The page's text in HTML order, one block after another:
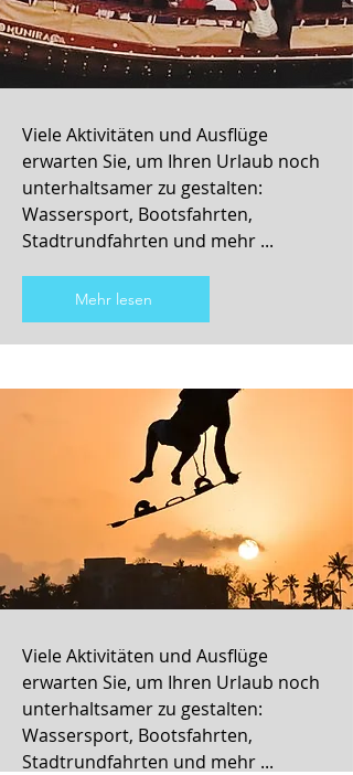
Viele Aktivitäten und Ausflüge
erwarten Sie, um Ihren Urlaub noch
unterhaltsamer zu gestalten:
Wassersport, Bootsfahrten,
Stadtrundfahrten und mehr ...
Mehr lesen
Viele Aktivitäten und Ausflüge
erwarten Sie, um Ihren Urlaub noch
unterhaltsamer zu gestalten:
Wassersport, Bootsfahrten,
Stadtrundfahrten und mehr ...